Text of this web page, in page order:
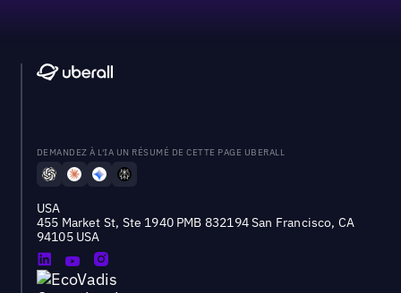
DEMANDEZ À L'IA UN RÉSUMÉ DE CETTE PAGE UBERALL
USA
455 Market St, Ste 1940 PMB 832194 San Francisco, CA
94105 USA